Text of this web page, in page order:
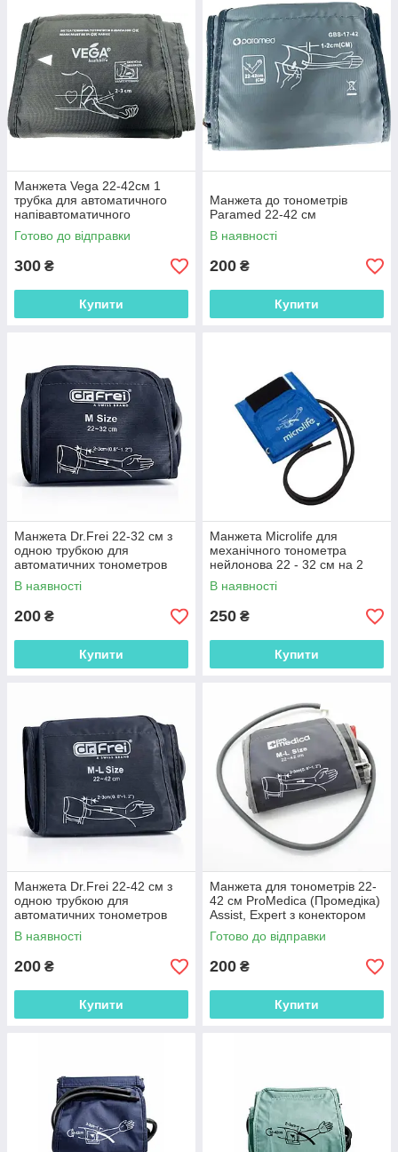
Манжета Vega 22-42см 1
трубка для автоматичного
напівавтоматичного
тонометра збільшена
Готово до відправки
300 ₴
Купити
Манжета до тонометрів
Paramed 22-42 см
В наявності
200 ₴
Купити
Манжета Dr.Frei 22-32 см з
одною трубкою для
автоматичних тонометров
Dr.Frei, Microlife і т.п.
В наявності
200 ₴
Купити
Манжета Microlife для
механічного тонометра
нейлонова 22 - 32 см на 2
трубки
В наявності
250 ₴
Купити
Манжета Dr.Frei 22-42 см з
одною трубкою для
автоматичних тонометров
Dr.Frei, Microlife і т.п.
В наявності
200 ₴
Купити
Манжета для тонометрів 22-
42 см ProMedica (Промедіка)
Assist, Expert з конектором
Готово до відправки
200 ₴
Купити